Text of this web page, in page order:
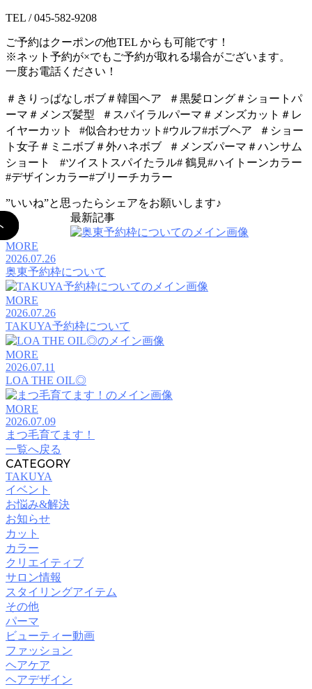
TEL / 045-582-9208
ご予約はクーポンの他TEL からも可能です！
※ネット予約が×でもご予約が取れる場合がございます。
一度お電話ください！
＃きりっぱなしボブ＃韓国ヘア ＃黒髪ロング＃ショートパ
ーマ＃メンズ髪型 ＃スパイラルパーマ＃メンズカット＃レ
イヤーカット #似合わせカット#ウルフ#ボブヘア ＃ショー
ト女子＃ミニボブ＃外ハネボブ ＃メンズパーマ＃ハンサム
ショート #ツイストスパイたラル# 鶴見#ハイトーンカラー
#デザインカラー#ブリーチカラー
”いいね”と思ったらシェアをお願いします♪
最新記事
MORE
2026.07.26
奥東予約枠について
MORE
2026.07.26
TAKUYA予約枠について
MORE
2026.07.11
LOA THE OIL◎
MORE
2026.07.09
まつ毛育てます！
一覧へ戻る
CATEGORY
TAKUYA
イベント
お悩み&解決
お知らせ
カット
カラー
クリエイティブ
サロン情報
スタイリングアイテム
その他
パーマ
ビューティー動画
ファッション
ヘアケア
ヘアデザイン